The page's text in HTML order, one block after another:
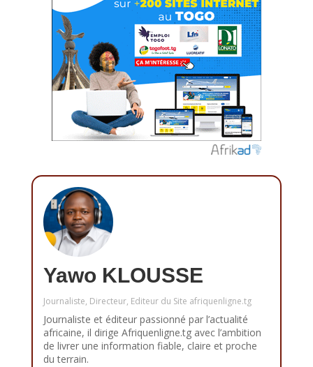
Yawo KLOUSSE
Journaliste, Directeur, Editeur du Site afriquenligne.tg
Journaliste et éditeur passionné par l’actualité
africaine, il dirige Afriquenligne.tg avec l’ambition
de livrer une information fiable, claire et proche
du terrain.